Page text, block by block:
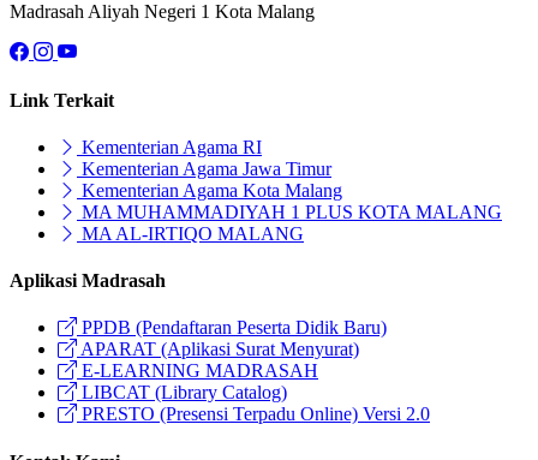
Madrasah Aliyah Negeri 1 Kota Malang
Link Terkait
Kementerian Agama RI
Kementerian Agama Jawa Timur
Kementerian Agama Kota Malang
MA MUHAMMADIYAH 1 PLUS KOTA MALANG
MA AL-IRTIQO MALANG
Aplikasi Madrasah
PPDB (Pendaftaran Peserta Didik Baru)
APARAT (Aplikasi Surat Menyurat)
E-LEARNING MADRASAH
LIBCAT (Library Catalog)
PRESTO (Presensi Terpadu Online) Versi 2.0